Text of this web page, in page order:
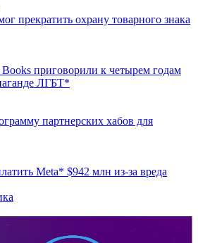
прекратить охрану товарного знака
приговорили к четырем годам
ЛГБТ*
партнерских хабов для
Meta* $942 млн из-за вреда